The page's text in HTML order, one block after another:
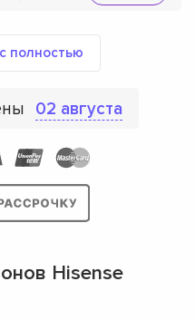
полностью
02 августа
Hisense